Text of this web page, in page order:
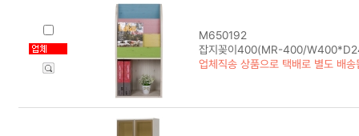
M650192
잡지꽂이400(MR-400/
업체직송 상품으로 택배로 별도 배송